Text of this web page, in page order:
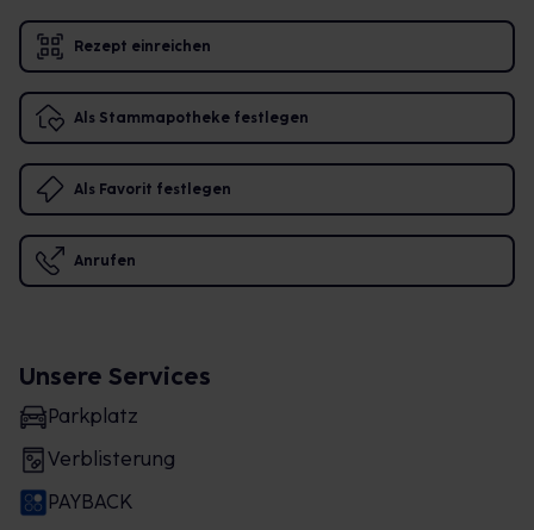
Rezept einreichen
Als Stammapotheke festlegen
Als Favorit festlegen
Anrufen
Unsere Services
Parkplatz
Verblisterung
PAYBACK